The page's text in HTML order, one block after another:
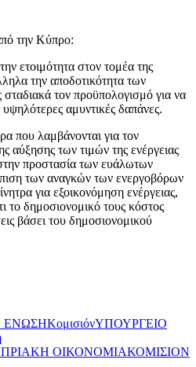
την Κύπρο:
ετοιμότητα στον τομέα της
την αποδοτικότητα των
τον προϋπολογισμό για να
αμυντικές δαπάνες.
που λαμβάνονται για τον
αύξησης των τιμών της ενέργειας
προστασία των ευάλωτων
των αναγκών των ενεργοβόρων
για εξοικονόμηση ενέργειας,
το δημοσιονομικό τους κόστος
βάσει του δημοσιονομικού
ΕΝΩΣΗΚομισιόνΥΠΟΥΡΓΕΙΟ
ΟΙΚΟΝΟΜΙΑΚΟΜΙΣΙΟΝ